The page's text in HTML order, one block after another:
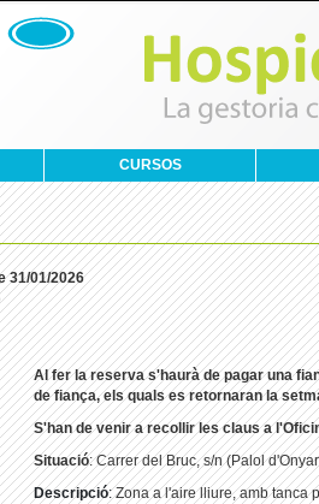
CURSOS
31/01/2026
Al fer la reserva s'haurà de pagar una
de fiança, els quals es retornaran la
S'han de venir a recollir les claus a
Situació: Carrer del Bruc, s/n (Palol
Descripció:Zona a l'aire lliure, amb tanca